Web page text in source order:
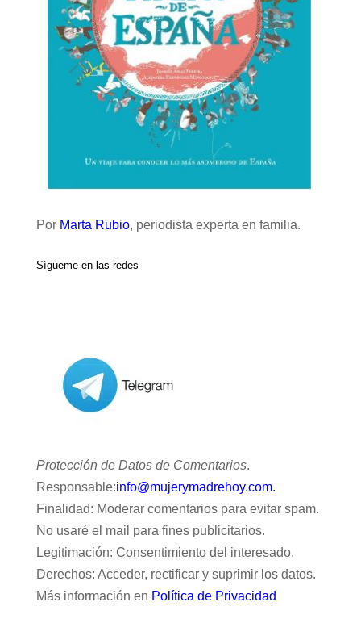
Por Marta Rubio, periodista experta en familia.
Sígueme en las redes
Protección de Datos de Comentarios.
Responsable:info@mujerymadrehoy.com.
Finalidad: Moderar comentarios para evitar spam.
No usaré el mail para fines publicitarios.
Legitimación: Consentimiento del interesado.
Derechos: Acceder, rectificar y suprimir los datos.
Más información en Política de Privacidad